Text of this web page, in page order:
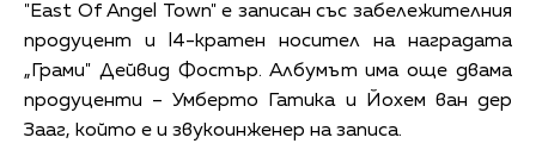
"East Of Angel Town" е записан със забележителния
продуцент и l4-кратен носител на наградата
„Грами" Дейвид Фостър. Албумът има още двама
продуценти – Умберто Гатика и Йохем ван дер
Зааг, който е и звукоинженер на записа.